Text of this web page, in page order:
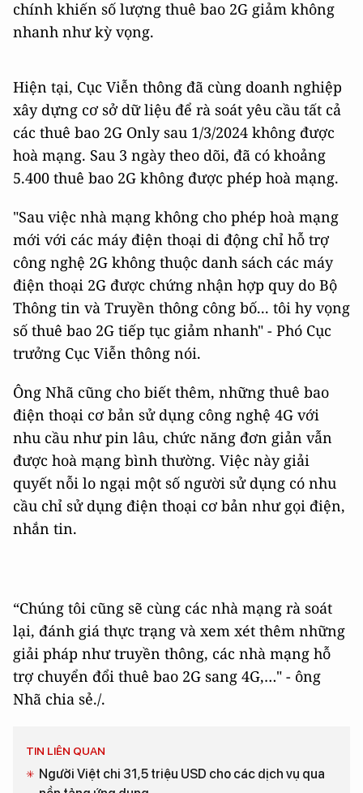
chính khiến số lượng thuê bao 2G giảm không
nhanh như kỳ vọng.
Hiện tại, Cục Viễn thông đã cùng doanh nghiệp
xây dựng cơ sở dữ liệu để rà soát yêu cầu tất cả
các thuê bao 2G Only sau 1/3/2024 không được
hoà mạng. Sau 3 ngày theo dõi, đã có khoảng
5.400 thuê bao 2G không được phép hoà mạng.
"Sau việc nhà mạng không cho phép hoà mạng
mới với các máy điện thoại di động chỉ hỗ trợ
công nghệ 2G không thuộc danh sách các máy
điện thoại 2G được chứng nhận hợp quy do Bộ
Thông tin và Truyền thông công bố... tôi hy vọng
số thuê bao 2G tiếp tục giảm nhanh" - Phó Cục
trưởng Cục Viễn thông nói.
Ông Nhã cũng cho biết thêm, những thuê bao
điện thoại cơ bản sử dụng công nghệ 4G với
nhu cầu như pin lâu, chức năng đơn giản vẫn
được hoà mạng bình thường. Việc này giải
quyết nỗi lo ngại một số người sử dụng có nhu
cầu chỉ sử dụng điện thoại cơ bản như gọi điện,
nhắn tin.
“Chúng tôi cũng sẽ cùng các nhà mạng rà soát
lại, đánh giá thực trạng và xem xét thêm những
giải pháp như truyền thông, các nhà mạng hỗ
trợ chuyển đổi thuê bao 2G sang 4G,…" - ông
Nhã chia sẻ./.
TIN LIÊN QUAN
Người Việt chi 31,5 triệu USD cho các dịch vụ qua